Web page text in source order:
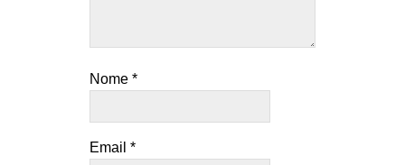
Nome *
Email *